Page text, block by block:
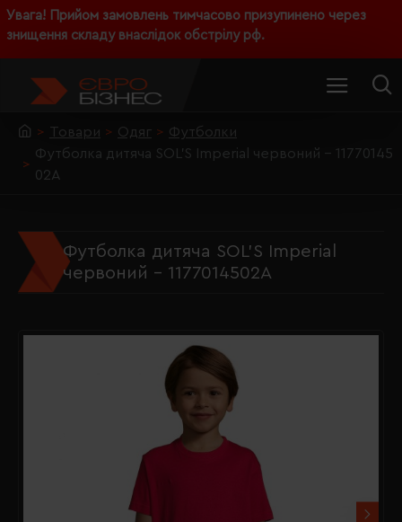
Увага! Прийом замовлень тимчасово призупинено через
знищення складу внаслідок обстрілу рф.
Товари Одяг
Футболки
Футболка дитяча SOL'S Imperial червоний - 11770145
02A
Футболка дитяча SOL'S Imperial
червоний - 1177014502A